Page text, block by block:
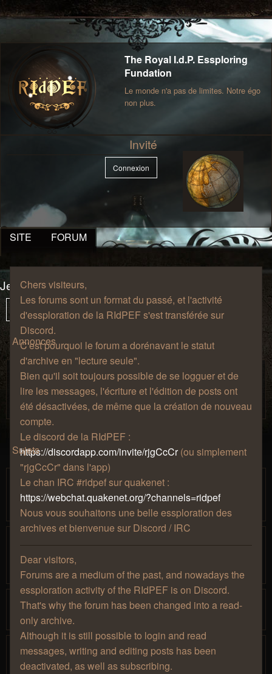
The Royal I.d.P. Essploring
Fundation
Le monde n'a pas de limites. Notre égo
non plus.
Invité
Connexion
SITE FORUM
Chers visiteurs,
Les forums sont un format du passé, et l'activité
d'essploration de la RIdPEF s'est transférée sur
Discord.
C'est pourquoi le forum a dorénavant le statut
d'archive en "lecture seule".
Bien qu'il soit toujours possible de se logguer et de
lire les messages, l'écriture et l'édition de posts ont
été désactivées, de même que la création de nouveau
compte.
Le discord de la RIdPEF :
https://discordapp.com/invite/rjgCcCr(ou simplement
"rjgCcCr" dans l'app)
Le chan IRC #ridpef sur quakenet :
https://webchat.quakenet.org/?channels=ridpef
Nous vous souhaitons une belle essploration des
archives et bienvenue sur Discord / IRC
Dear visitors,
Forums are a medium of the past, and nowadays the
essploration activity of the RIdPEF is on Discord.
That's why the forum has been changed into a read-
only archive.
Although it is still possible to login and read
messages, writing and editing posts has been
deactivated, as well as subscribing.
Jeux-vidéo
Verrouillé 62 sujets
Annonces
Règles de bienséance.
parZhao» jeu. 27 août 2009, 12:57 » dansSalon de
café
Sujets
[Minecraft] Serveur 1.14
1 … 12 13
parMjollna» lun. 06
août 2018, 18:42
(SevTech)
par
[Minecraft] Modpacks / mods cools
par
[Final Fantasy]Le marathon continue.
par Djbapt» jeu. 14 mars 2019, 15:38